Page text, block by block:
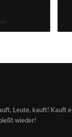
Leute, kauft! Kauft
wieder!